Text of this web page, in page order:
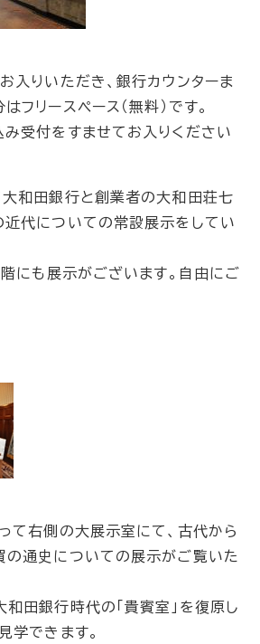
入りいただき、銀行カウンターま
フリースペース（無料）です。
受付をすませてお入りください
大和田銀行と創業者の大和田荘七
近代についての常設展示をしてい
にも展示がございます。自由にご
て右側の大展示室にて、古代から
の通史についての展示がご覧いた
田銀行時代の「貴賓室」を復原し
学できます。